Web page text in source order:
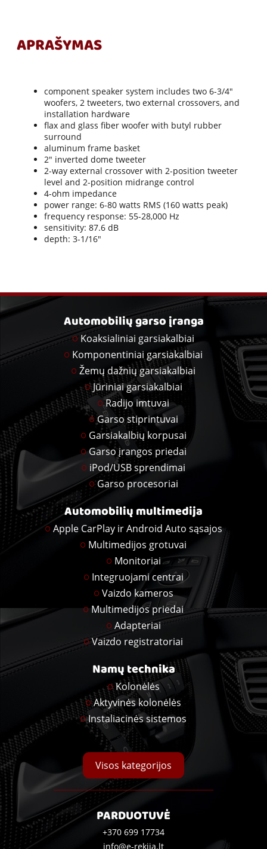
APRAŠYMAS
component speaker system includes two 6-3/4"
woofers, 2 tweeters, two external crossovers, and
installation hardware
flax and glass fiber woofer with butyl rubber
surround
aluminum frame basket
2" inverted dome tweeter
2-way external crossover with 2-position tweeter
level and 2-position midrange control
4-ohm impedance
power range: 6-80 watts RMS (160 watts peak)
frequency response: 55-28,000 Hz
sensitivity: 87.6 dB
depth: 3-1/16"
Automobilių garso įranga
Koaksialiniai garsiakalbiai
Komponentiniai garsiakalbiai
Žemų dažnių garsiakalbiai
Jūriniai garsiakalbiai
Radijo imtuvai
Garso stiprintuvai
Garsiakalbių korpusai
Garso įrangos priedai
iPod/USB sprendimai
Garso procesoriai
Automobilių multimedija
Apple CarPlay ir Android Auto sąsajos
Multimedijos grotuvai
Monitoriai
Integruojami centrai
Vaizdo kameros
Multimedijos priedai
Adapteriai
Vaizdo registratoriai
Namų technika
Kolonėlės
Aktyvinės kolonėlės
Instaliacinės sistemos
Visos kategorijos
PARDUOTUVĖ
+370 699 17734
info@e-rekija.lt